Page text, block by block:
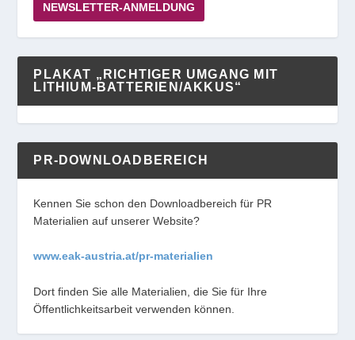
NEWSLETTER-ANMELDUNG
PLAKAT „RICHTIGER UMGANG MIT
LITHIUM-BATTERIEN/AKKUS“
PR-DOWNLOADBEREICH
Kennen Sie schon den Downloadbereich für PR
Materialien auf unserer Website?
www.eak-austria.at/pr-materialien
Dort finden Sie alle Materialien, die Sie für Ihre
Öffentlichkeitsarbeit verwenden können.